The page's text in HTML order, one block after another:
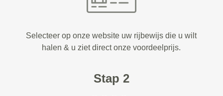
Selecteer op onze website uw rijbewijs die u wilt
halen & u ziet direct onze voordeelprijs.
Stap 2